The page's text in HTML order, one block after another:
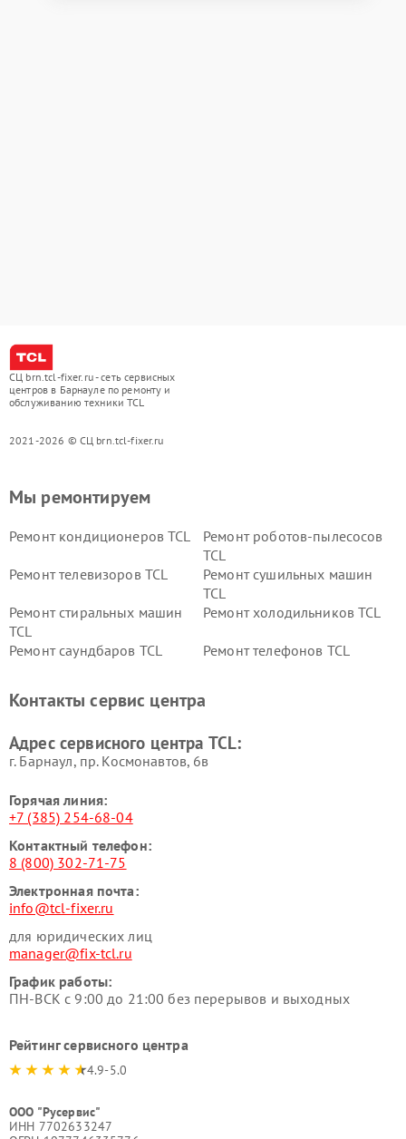
СЦ brn.tcl-fixer.ru - сеть сервисных
центров в Барнауле по ремонту и
обслуживанию техники TCL
2021-2026 © СЦ brn.tcl-fixer.ru
Мы ремонтируем
Ремонт кондиционеров TCL
Ремонт роботов-пылесосов
TCL
Ремонт телевизоров TCL
Ремонт сушильных машин
TCL
Ремонт стиральных машин
TCL
Ремонт холодильников TCL
Ремонт саундбаров TCL Ремонт телефонов TCL
Контакты сервис центра
Адрес сервисного центра TCL:
г. Барнаул, ​пр. Космонавтов, 6в
Горячая линия:
+7 (385) 254-68-04
Контактный телефон:
8 (800) 302-71-75
Электронная почта:
info@tcl-fixer.ru
для юридических лиц
manager@fix-tcl.ru
График работы:
ПН-ВСК с 9:00 до 21:00 без перерывов и выходных
Рейтинг сервисного центра
4.9-5.0
ООО "Русервис"
ИНН 7702633247